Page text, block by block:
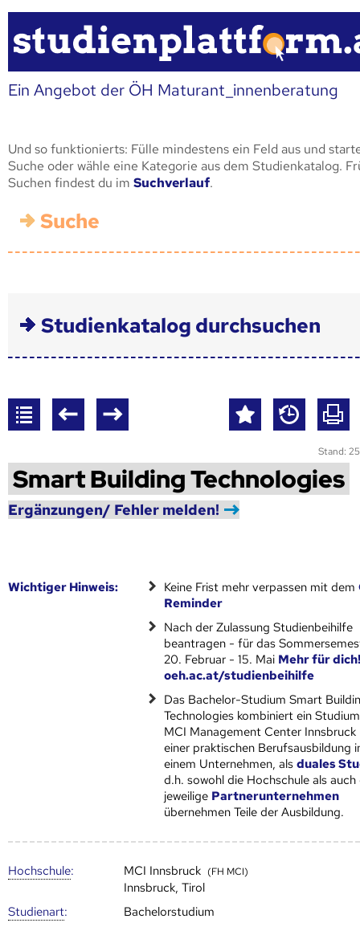
Ein Angebot der ÖH Maturant_innenberatung
Und so funktionierts: Fülle mindestens ein Feld aus und
Suche oder wähle eine Kategorie aus dem Studienkatalog.
Suchen findest du im Suchverlauf.
Suche
Studienkatalog durchsuchen
Stand:
Smart Building Technologies
Ergänzungen/ Fehler melden!
Wich­ti­ger Hin­weis: Keine Frist mehr verpassen mit dem
Reminder
Nach der Zulassung Studienbeihilfe
beantragen - für das
20. Februar - 15. Mai Mehr für
oeh.ac.at/studienbeihilfe
Das Bachelor-Studium Smart
Technologies kombiniert ein
MCI Management Center
einer praktischen Berufsausbildung
einem Unternehmen, alsduales
d.h. sowohl die Hoch­schule als auch
jeweilige Partnerunternehmen
übernehmen Teile der Ausbildung.
Hoch­schule: MCI Innsbruck (FH MCI)
Innsbruck, Tirol
Studienart:
Bachelorstudium